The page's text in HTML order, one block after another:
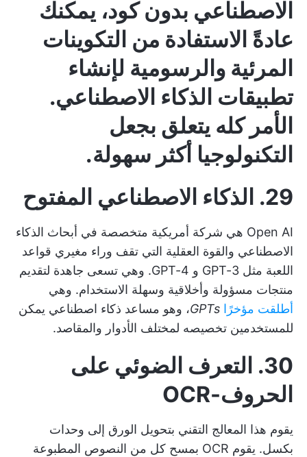
الاصطناعي بدون كود، يمكنك
عادةً الاستفادة من التكوينات
المرئية والرسومية لإنشاء
تطبيقات الذكاء الاصطناعي.
الأمر كله يتعلق بجعل
التكنولوجيا أكثر سهولة.
29. الذكاء الاصطناعي المفتوح
Open AI هي شركة أمريكية متخصصة في أبحاث الذكاء
الاصطناعي والقوة العقلية التي تقف وراء مغيري قواعد
اللعبة مثل GPT-3 و GPT-4. وهي تسعى جاهدة لتقديم
منتجات مسؤولة وأخلاقية وسهلة الاستخدام. وهي
أطلقت مؤخرًا GPTs، وهو مساعد ذكاء اصطناعي يمكن
للمستخدمين تخصيصه لمختلف الأدوار والمقاصد.
30. التعرف الضوئي على
الحروف-OCR
يقوم هذا المعالج التقني بتحويل الورق إلى وحدات
بكسل. يقوم OCR بمسح كل من النصوص المطبوعة